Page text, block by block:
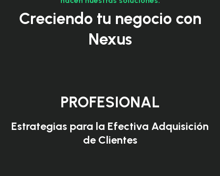
Creciendo tu negocio con
Nexus
PROFESIONAL
Estrategias para la Efectiva Adquisición
de Clientes